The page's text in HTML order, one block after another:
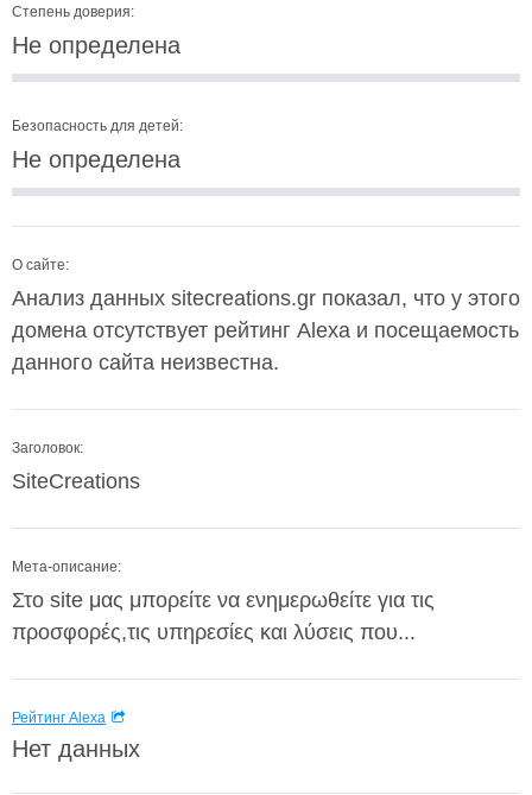
Степень доверия:
Не определена
Безопасность для детей:
Не определена
О сайте:
Анализ данных sitecreations.gr показал, что у этого
домена отсутствует рейтинг Alexa и посещаемость
данного сайта неизвестна.
Заголовок:
SiteCreations
Мета-описание:
Στο site μας μπορείτε να ενημερωθείτε για τις
προσφορές,τις υπηρεσίες και λύσεις που...
Рейтинг Alexa
Нет данных